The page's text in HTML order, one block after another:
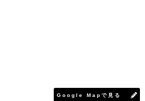
Google Mapで見る